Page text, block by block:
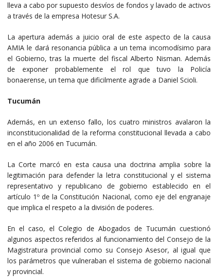
lleva a cabo por supuesto desvíos de fondos y lavado de activos
a través de la empresa Hotesur S.A.
La apertura además a juicio oral de este aspecto de la causa
AMIA le dará resonancia pública a un tema incomodísimo para
el Gobierno, tras la muerte del fiscal Alberto Nisman. Además
de exponer probablemente el rol que tuvo la Policía
bonaerense, un tema que dificilmente agrade a Daniel Scioli.
Tucumán
Además, en un extenso fallo, los cuatro ministros avalaron la
inconstitucionalidad de la reforma constitucional llevada a cabo
en el año 2006 en Tucumán.
La Corte marcó en esta causa una doctrina amplia sobre la
legitimación para defender la letra constitucional y el sistema
representativo y republicano de gobierno establecido en el
artículo 1º de la Constitución Nacional, como eje del engranaje
que implica el respeto a la división de poderes.
En el caso, el Colegio de Abogados de Tucumán cuestionó
algunos aspectos referidos al funcionamiento del Consejo de la
Magistratura provincial como su Consejo Asesor, al igual que
los parámetros que vulneraban el sistema de gobierno nacional
y provincial.